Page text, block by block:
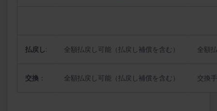
払戻し: 全額払戻し可能（払戻し補償を含む） 全額
交換： 全額払戻し可能（払戻し補償を含む） 交換